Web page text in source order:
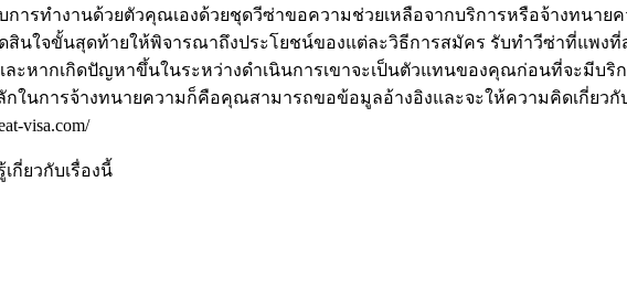
ารทำงานด้วยตัวคุณเองด้วยชุดวีซ่าขอความช่วยเหลือจากบริการหรือจ้างทนา
สินใจขั้นสุดท้ายให้พิจารณาถึงประโยชน์ของแต่ละวิธีการสมัคร รับทำวีซ่าที่แพง
หากเกิดปัญหาขึ้นในระหว่างดำเนินการเขาจะเป็นตัวแทนของคุณก่อนที่จะมีบริ
นการจ้างทนายความก็คือคุณสามารถขอข้อมูลอ้างอิงและจะให้ความคิดเกี่ยวกั
visa.com/
กี่ยวกับเรื่องนี้